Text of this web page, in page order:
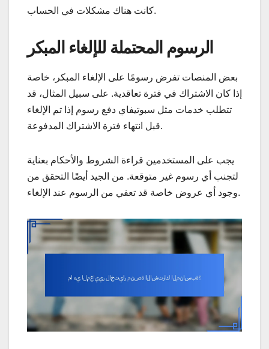
كانت هناك مشكلات في الحساب.
الرسوم المحتملة للإلغاء المبكر
بعض المنصات تفرض رسومًا على الإلغاء المبكر، خاصة
إذا كان الاشتراك في فترة تعاقدية. على سبيل المثال، قد
تتطلب خدمات مثل سبوتيفاي دفع رسوم إذا تم الإلغاء
قبل انتهاء فترة الاشتراك المدفوعة.
يجب على المستخدمين قراءة الشروط والأحكام بعناية
لتجنب أي رسوم غير متوقعة. من الجيد أيضًا التحقق من
وجود أي عروض خاصة قد تعفي من الرسوم عند الإلغاء.